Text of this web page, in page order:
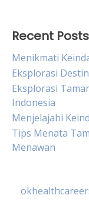
Recent Posts
Menikmati
Eksplorasi
Eksplorasi
Indonesia
Menjelajahi
Tips Menata
Menawan